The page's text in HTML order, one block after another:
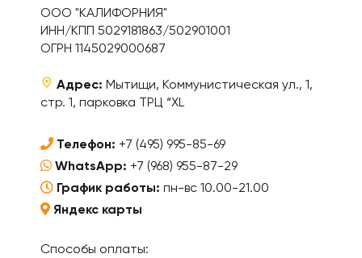
ООО "КАЛИФОРНИЯ"
ИНН/КПП 5029181863/502901001
ОГРН 1145029000687
Адрес: Мытищи, Коммунистическая ул., 1,
стр. 1, парковка ТРЦ “XL
Телефон: +7 (495) 995-85-69
WhatsApp: +7 (968) 955-87-29
График работы: пн-вс 10.00-21.00
Яндекс карты
Способы оплаты: